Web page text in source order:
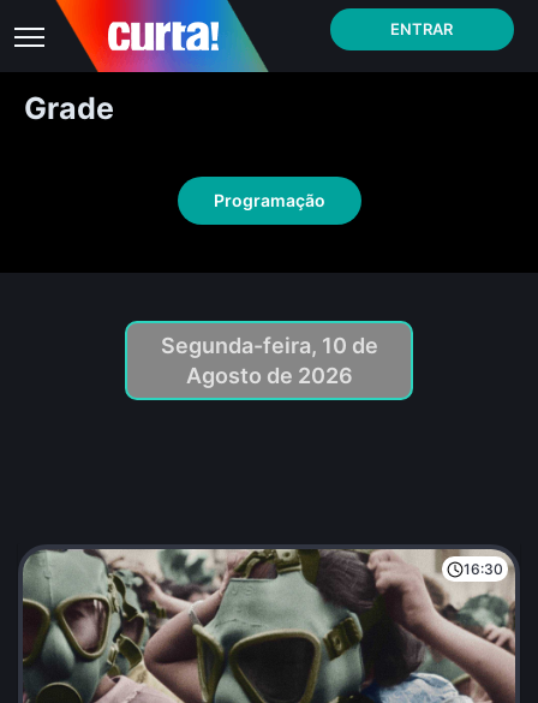
ENTRAR
Grade
Programação
Segunda-feira, 10 de
Agosto de 2026
16:30